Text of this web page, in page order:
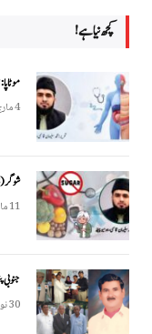
کچھ نیا ہے!
4 مارچ, 2026
شوگر
11 مارچ, 2026
30 نومبر, 2025